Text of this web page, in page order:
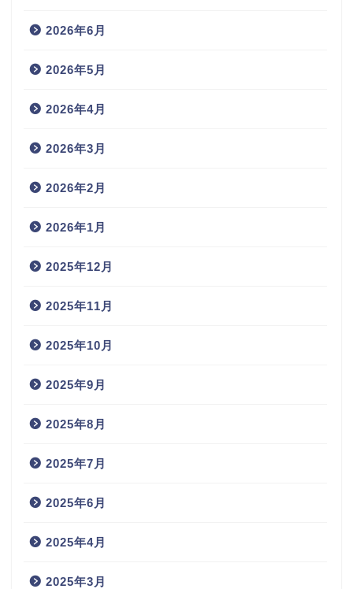
2026年6月
2026年5月
2026年4月
2026年3月
2026年2月
2026年1月
2025年12月
2025年11月
2025年10月
2025年9月
2025年8月
2025年7月
2025年6月
2025年4月
2025年3月